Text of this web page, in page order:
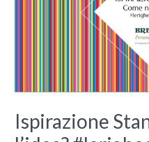
Ispirazione